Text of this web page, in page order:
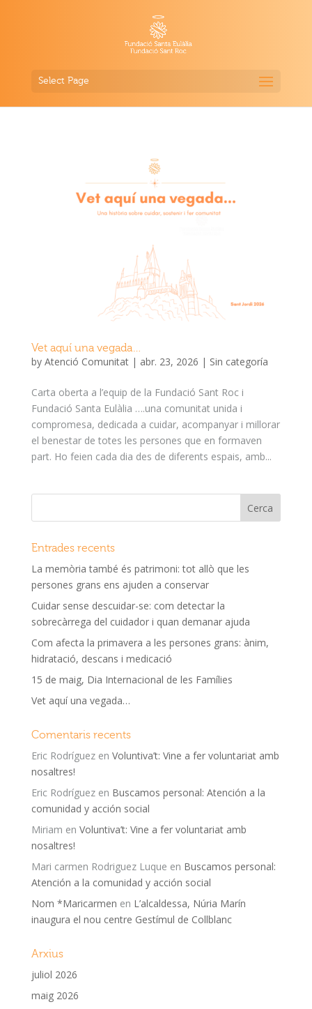
Select Page
Vet aquí una vegada…
by Atenció Comunitat| abr. 23, 2026 | Sin categoría
Carta oberta a l’equip de la Fundació Sant Roc i
Fundació Santa Eulàlia ….una comunitat unida i
compromesa, dedicada a cuidar, acompanyar i millorar
el benestar de totes les persones que en formaven
part. Ho feien cada dia des de diferents espais, amb...
Entrades recents
La memòria també és patrimoni: tot allò que les
persones grans ens ajuden a conservar
Cuidar sense descuidar-se: com detectar la
sobrecàrrega del cuidador i quan demanar ajuda
Com afecta la primavera a les persones grans: ànim,
hidratació, descans i medicació
15 de maig, Dia Internacional de les Famílies
Vet aquí una vegada…
Comentaris recents
Eric Rodríguezen Voluntiva’t: Vine a fer voluntariat amb
nosaltres!
Eric Rodríguezen Buscamos personal: Atención a la
comunidad y acción social
Miriam en Voluntiva’t: Vine a fer voluntariat amb
nosaltres!
Mari carmen Rodriguez Luque en Buscamos personal:
Atención a la comunidad y acción social
Nom *Maricarmen en L’alcaldessa, Núria Marín
inaugura el nou centre Gestímul de Collblanc
Arxius
juliol 2026
maig 2026